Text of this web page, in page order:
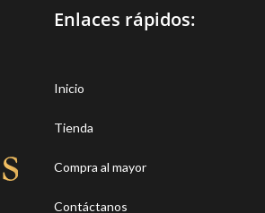
Enlaces rápidos:
Inicio
Tienda
Compra al mayor
Contáctanos